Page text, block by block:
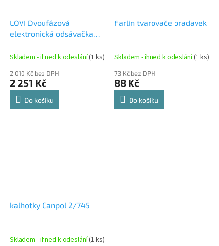
LOVI Dvoufázová
elektronická odsávačka
Skladem - ihned k odeslání(1 ks)
2 010 Kč bez DPH
2 251 Kč
Do košíku
Farlin tvarovače bradavek
Skladem - ihned k odeslání(1 ks)
73 Kč bez DPH
88 Kč
Do košíku
kalhotky Canpol 2/745
Skladem - ihned k odeslání(1 ks)